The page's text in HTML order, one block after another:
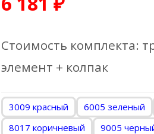
Стоимость комплекта:
элемент + колпак
3009 красный 6005 зеленый
8017 коричневый
9005